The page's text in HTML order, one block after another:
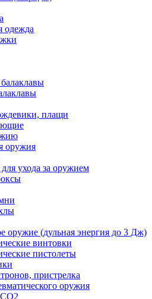
одежда
плащи
оружия
ухода за оружием
оружие (дульная энергия до 3 Дж)
винтовки
пистолеты
пристрелка
оружия
СО2